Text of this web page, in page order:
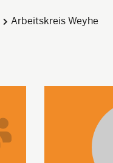
Arbeitskreis Weyhe